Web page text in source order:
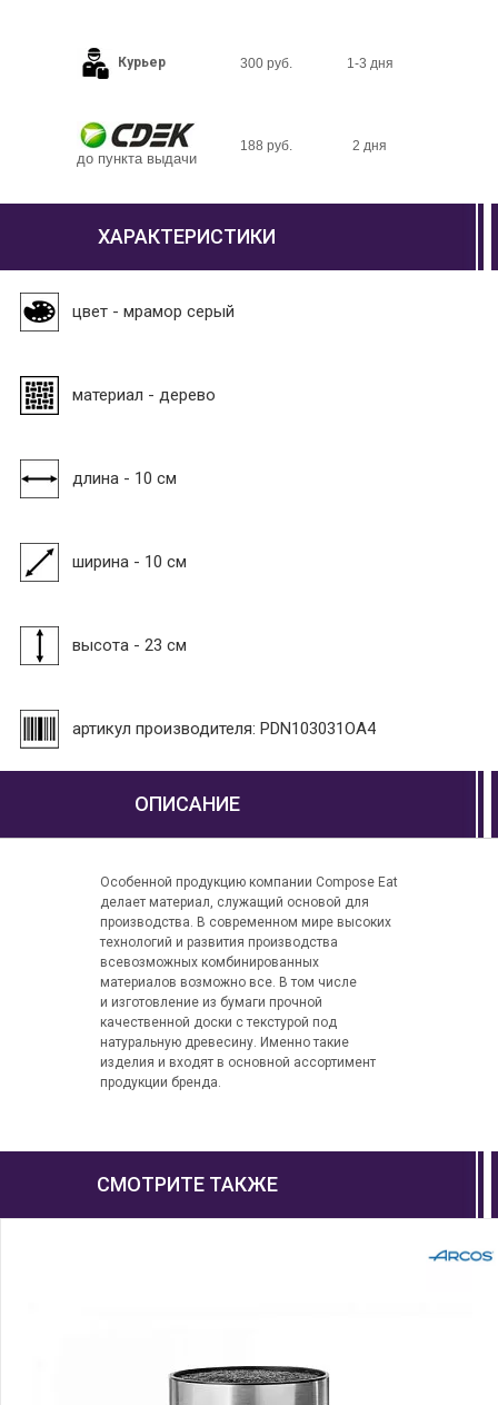
Курьер 300 руб. 1-3 дня
до пункта выдачи
188 руб. 2 дня
ХАРАКТЕРИСТИКИ
цвет - мрамор серый
материал - дерево
длина - 10 см
ширина - 10 см
высота - 23 см
артикул производителя: PDN103031OA4
ОПИСАНИЕ
Особенной продукцию компании Compose Eat
делает материал, служащий основой для
производства. В современном мире высоких
технологий и развития производства
всевозможных комбинированных
материалов возможно все. В том числе
и изготовление из бумаги прочной
качественной доски с текстурой под
натуральную древесину. Именно такие
изделия и входят в основной ассортимент
продукции бренда.
СМОТРИТЕ ТАКЖЕ